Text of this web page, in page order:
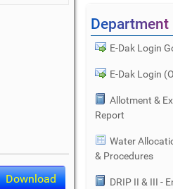
Download
Department
E-Dak Login
E-Dak Login
Allotment &
Report
Water
& Procedures
DRIP II & III -